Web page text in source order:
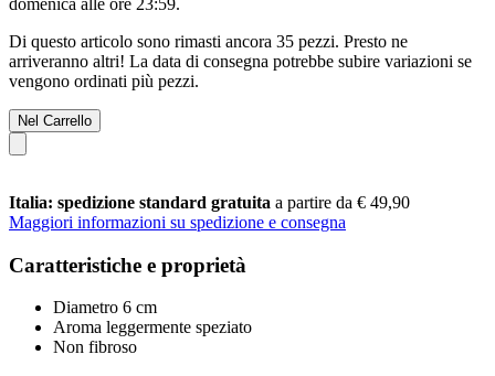
Di questo articolo sono rimasti ancora 35 pezzi. Presto ne
arriveranno altri! La data di consegna potrebbe subire variazioni se
vengono ordinati più pezzi.
Nel Carrello
Italia: spedizione standard gratuita a partire da € 49,90
Maggiori informazioni su spedizione e consegna
Caratteristiche e proprietà
Diametro 6 cm
Aroma leggermente speziato
Non fibroso